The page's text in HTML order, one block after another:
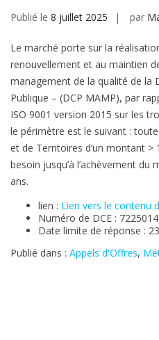
Publié le 8 juillet 2025 par
Le marché porte sur la
renouvellement et au maintien
management de la qualité de la
Publique – (DCP MAMP), par
ISO 9001 version 2015 sur les
le périmètre est le suivant :
et de Territoires d’un montant >
besoin jusqu’à l’achèvement du
ans.
lien : Lien vers le contenu
Numéro de DCE :
Date limite de réponse :
Publié dans : Appels d'Offres,